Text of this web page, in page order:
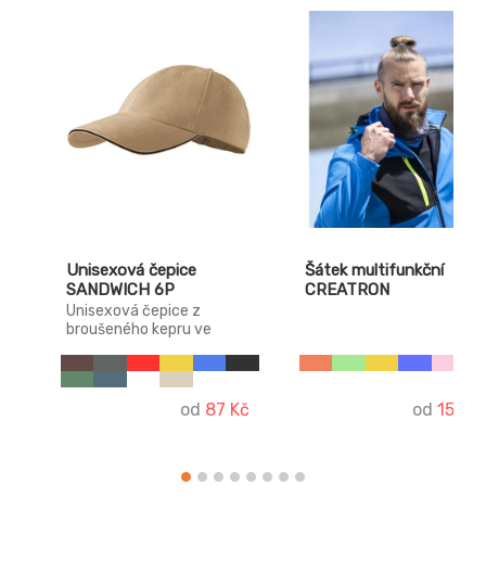
Unisexová čepice
SANDWICH 6P
Unisexová čepice z
broušeného kepru ve
mosazným klipem.
od 87 Kč
Šátek multifunkční
CREATRON
od 153